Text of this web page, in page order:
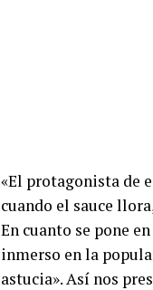
«El protagonista de
cuando el sauce
En cuanto se pone
inmerso en la
astucia». Así nos